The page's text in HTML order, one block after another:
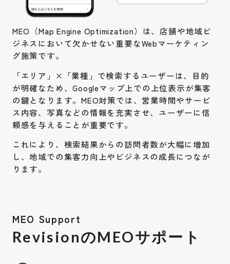
MEO（Map Engine Optimization）は、店舗や地域ビ
ジネスにおいて欠かせない重要なWebマーケティン
グ施策です。
「エリア」×「業種」で検索するユーザーは、目的
が明確なため、Googleマップ上での上位表示が集客
の鍵となります。MEO対策では、営業時間やサービ
ス内容、写真などの情報を充実させ、ユーザーに信
頼感を与えることが重要です。
これにより、検索結果からの訪問者数が大幅に増加
し、地域での集客力向上やビジネスの成長につなが
ります。
MEO Support
RevisionのMEOサポート